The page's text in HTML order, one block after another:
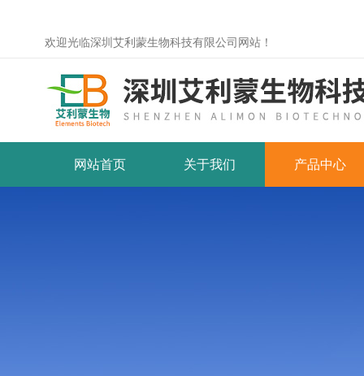
欢迎光临深圳艾利蒙生物科技有限公司网站！
网站首页 关于我们 产品中心